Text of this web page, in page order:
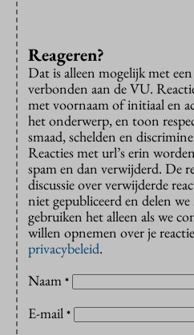
Reageren?
Dat is alleen mogelijk met
verbonden aan de VU.
met voornaam of initiaal en
het onderwerp, en toon
smaad, schelden en
Reacties met url’s erin
spam en dan verwijderd. De
discussie over verwijderde
niet gepubliceerd en delen
gebruiken het alleen als we
willen opnemen over je
privacybeleid.
Naam *
E-mail *